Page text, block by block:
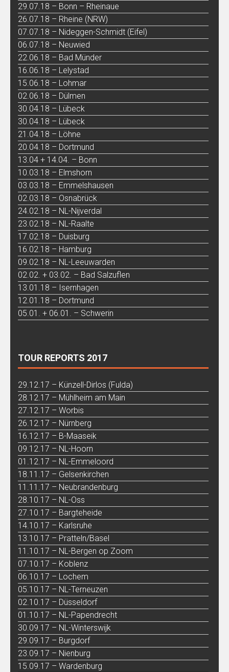
29.07.18 – Bonn – Rheinaue
26.07.18 – Rheine (NRW)
07.07.18 – Nideggen-Schmidt (Eifel)
06.07.18 – Neuwied
22.06.18 – Bad Münder
16.06.18 – Lelystad
15.06.18 – Lohmar
02.06.18 – Dülmen
30.04.18 – Lübeck
30.04.18 – Lübeck
21.04.18 – Löhne
20.04.18 – Dortmund
13.04 + 14.04. – Bonn
10.03.18 – Elmshorn
03.03.18 – Emmelshausen
02.03.18 – Osnabrück
24.02.18 – NL-Nijverdal
23.02.18 – NL-Raalte
17.02.18 – Duisburg
16.02.18 – Hamburg
09.02.18 – NL-Leeuwarden
02.02. + 03.02. – Bad Salzuflen
13.01.18 – Isernhagen
12.01.18 – Dortmund
05.01. + 06.01. – Schwerin
TOUR REPORTS 2017
29.12.17 – Künzell-Dirlos (Fulda)
28.12.17 – Mühlheim am Main
27.12.17 – Worbis
26.12.17 – Nürnberg
16.12.17 – B-Maaseik
09.12.17 – NL-Hoorn
01.12.17 – NL-Emmeloord
18.11.17 – Gelsenkirchen
11.11.17 – Neubrandenburg
28.10.17 – NL-Oss
27.10.17 – Bargteheide
14.10.17 – Karlsruhe
13.10.17 – Pratteln/Basel
11.10.17 – NL-Bergen op Zoom
07.10.17 – Koblenz
06.10.17 – Lochem
05.10.17 – NL-Terneuzen
02.10.17 – Düsseldorf
01.10.17 – NL-Papendrecht
30.09.17 – NL-Winterswijk
29.09.17 – Burgdorf
23.09.17 – Nienburg
15.09.17 – Wardenburg